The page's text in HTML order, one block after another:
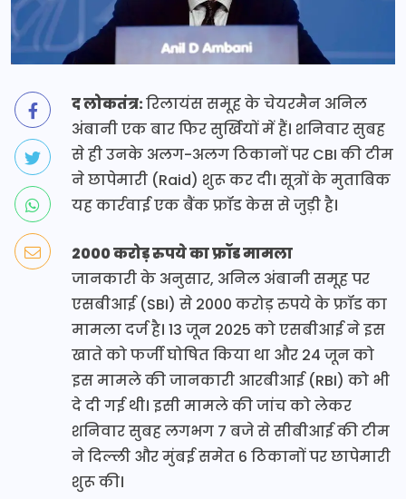
द लोकतंत्र:रिलायंस समूह के चेयरमैन अनिल
अंबानी एक बार फिर सुर्खियों में हैं। शनिवार सुबह
से ही उनके अलग-अलग ठिकानों पर CBI की टीम
ने छापेमारी (Raid) शुरू कर दी। सूत्रों के मुताबिक
यह कार्रवाई एक बैंक फ्रॉड केस से जुड़ी है।
2000 करोड़ रुपये का फ्रॉड मामला
जानकारी के अनुसार, अनिल अंबानी समूह पर
एसबीआई (SBI) से 2000 करोड़ रुपये के फ्रॉड का
मामला दर्ज है। 13 जून 2025 को एसबीआई ने इस
खाते को फर्जी घोषित किया था और 24 जून को
इस मामले की जानकारी आरबीआई (RBI) को भी
दे दी गई थी। इसी मामले की जांच को लेकर
शनिवार सुबह लगभग 7 बजे से सीबीआई की टीम
ने दिल्ली और मुंबई समेत 6 ठिकानों पर छापेमारी
शुरू की।